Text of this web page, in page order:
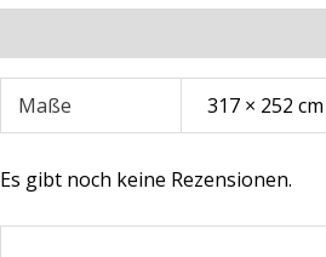
Maße 317 × 252 cm
Es gibt noch keine Rezensionen.